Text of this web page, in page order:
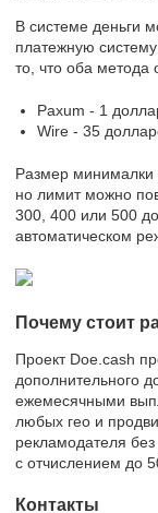
В системе деньги
платежную
то, что оба метода
Paxum - 1
Wire - 35
Размер минималки
но лимит можно
300, 400 или 500
автоматическом
Почему стоит
Проект Doe.cash
дополнительного
ежемесячными
любых гео и
рекламодателя
с отчислением до
Контакты